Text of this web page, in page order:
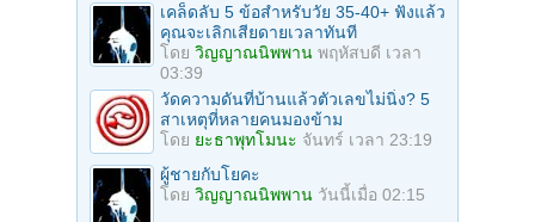
เคล็ดลับ 5 ข้อสำหรับวัย 35-40+ ฟังแล้ว
คุณจะเลิกเสียดายเวลาทันที
โดย วิญญาณนิพพาน พฤหัสบดี เวลา
03:39
วัดความดันที่บ้านแล้วตัวเลขไม่นิ่ง? 5
สาเหตุที่หลายคนมองข้าม
โดย ยะธาพุทโมนะ จันทร์ เวลา 23:19
ผู้ชายกับโยคะ
โดย วิญญาณนิพพาน วันนี้เมื่อ 02:15